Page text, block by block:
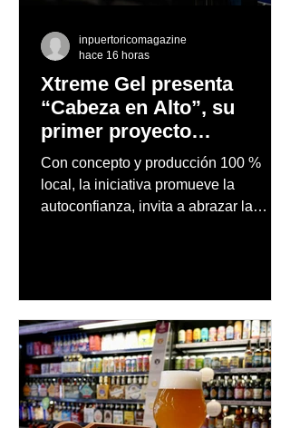
Xtreme Gel presenta
“Cabeza en Alto”, su
primer proyecto
audiovisual concebido y
producido completamente
en Puerto Rico
Con concepto y producción 100 %
local, la iniciativa promueve la
autoconfianza, invita a abrazar la
inpuertoricomagazine
hace 16 horas